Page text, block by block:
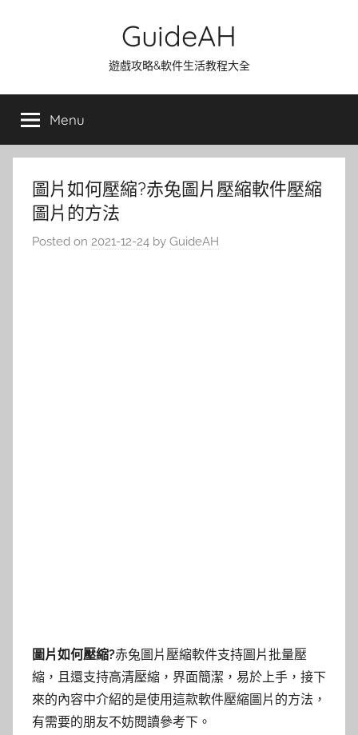
GuideAH
遊戲攻略&軟件生活教程大全
Menu
圖片如何壓縮?赤兔圖片壓縮軟件壓縮
圖片的方法
Posted on 2021-12-24 by GuideAH
圖片如何壓縮?赤兔圖片壓縮軟件支持圖片批量壓
縮，且還支持高清壓縮，界面簡潔，易於上手，接下
來的內容中介紹的是使用這款軟件壓縮圖片的方法，
有需要的朋友不妨閱讀參考下。